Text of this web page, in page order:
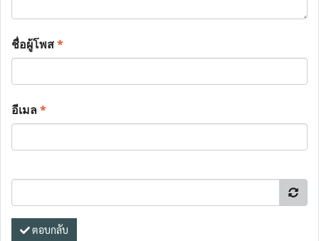
ชื่อผู้โพส*
อีเมล*
ตอบกลับ